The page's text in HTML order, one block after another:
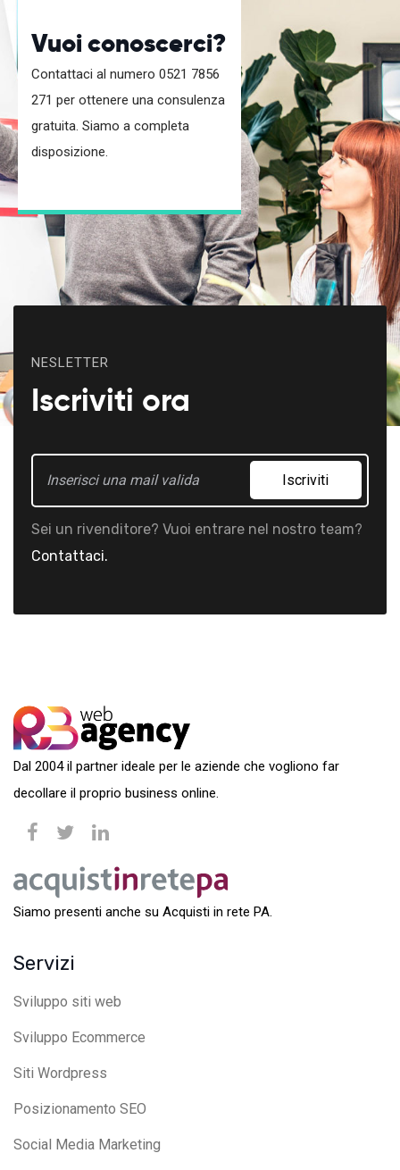
Vuoi conoscerci?
Contattaci al numero 0521 7856
271 per ottenere una consulenza
gratuita. Siamo a completa
disposizione.
NESLETTER
Iscriviti ora
Iscriviti
Sei un rivenditore? Vuoi entrare nel nostro team?
Contattaci.
Dal 2004 il partner ideale per le aziende che vogliono far
decollare il proprio business online.
Siamo presenti anche su Acquisti in rete PA.
Servizi
Sviluppo siti web
Sviluppo Ecommerce
Siti Wordpress
Posizionamento SEO
Social Media Marketing